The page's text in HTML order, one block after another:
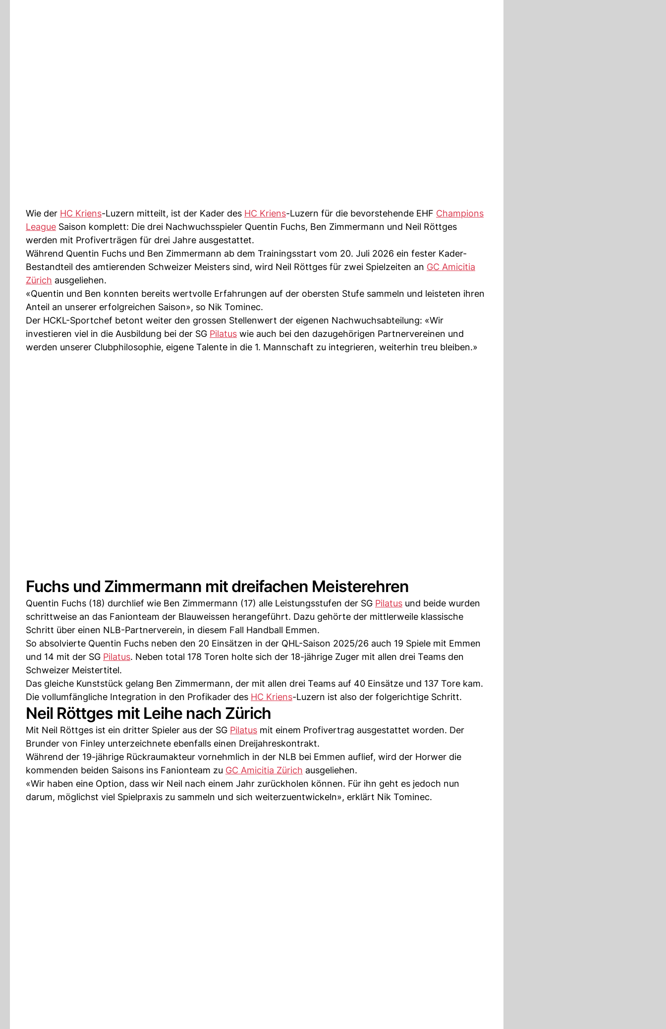
Wie der HC Kriens-Luzern mitteilt, ist der Kader des HC Kriens-Luzern für die bevorstehende EHF Champions
League Saison komplett: Die drei Nachwuchsspieler Quentin Fuchs, Ben Zimmermann und Neil Röttges
werden mit Profiverträgen für drei Jahre ausgestattet.
Während Quentin Fuchs und Ben Zimmermann ab dem Trainingsstart vom 20. Juli 2026 ein fester Kader-
Bestandteil des amtierenden Schweizer Meisters sind, wird Neil Röttges für zwei Spielzeiten an GC Amicitia
Zürich ausgeliehen.
«Quentin und Ben konnten bereits wertvolle Erfahrungen auf der obersten Stufe sammeln und leisteten ihren
Anteil an unserer erfolgreichen Saison», so Nik Tominec.
Der HCKL-Sportchef betont weiter den grossen Stellenwert der eigenen Nachwuchsabteilung: «Wir
investieren viel in die Ausbildung bei der SG Pilatus wie auch bei den dazugehörigen Partnervereinen und
werden unserer Clubphilosophie, eigene Talente in die 1. Mannschaft zu integrieren, weiterhin treu bleiben.»
Fuchs und Zimmermann mit dreifachen Meisterehren
Quentin Fuchs (18) durchlief wie Ben Zimmermann (17) alle Leistungsstufen der SG Pilatus und beide wurden
schrittweise an das Fanionteam der Blauweissen herangeführt. Dazu gehörte der mittlerweile klassische
Schritt über einen NLB-Partnerverein, in diesem Fall Handball Emmen.
So absolvierte Quentin Fuchs neben den 20 Einsätzen in der QHL-Saison 2025/26 auch 19 Spiele mit Emmen
und 14 mit der SG Pilatus. Neben total 178 Toren holte sich der 18-jährige Zuger mit allen drei Teams den
Schweizer Meistertitel.
Das gleiche Kunststück gelang Ben Zimmermann, der mit allen drei Teams auf 40 Einsätze und 137 Tore kam.
Die vollumfängliche Integration in den Profikader des HC Kriens-Luzern ist also der folgerichtige Schritt.
Neil Röttges mit Leihe nach Zürich
Mit Neil Röttges ist ein dritter Spieler aus der SG Pilatus mit einem Profivertrag ausgestattet worden. Der
Brunder von Finley unterzeichnete ebenfalls einen Dreijahreskontrakt.
Während der 19-jährige Rückraumakteur vornehmlich in der NLB bei Emmen auflief, wird der Horwer die
kommenden beiden Saisons ins Fanionteam zu GC Amicitia Zürich ausgeliehen.
«Wir haben eine Option, dass wir Neil nach einem Jahr zurückholen können. Für ihn geht es jedoch nun
darum, möglichst viel Spielpraxis zu sammeln und sich weiterzuentwickeln», erklärt Nik Tominec.